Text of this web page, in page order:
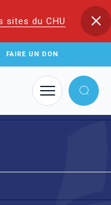
sites du CHU
FAIRE UN DON
l'innovation | DRCI